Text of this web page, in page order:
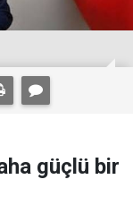
güçlü bir